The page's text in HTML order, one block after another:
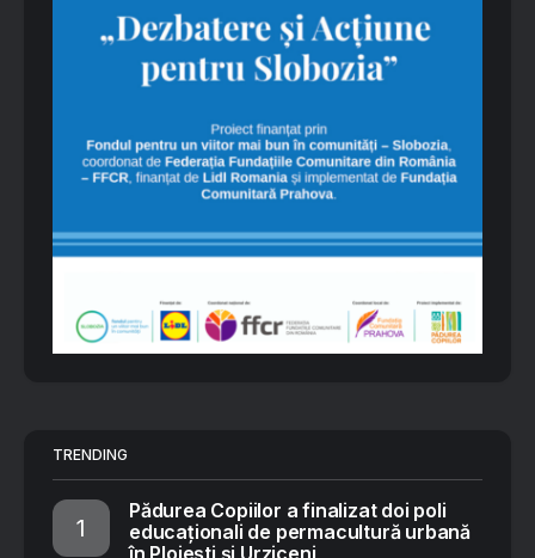
TRENDING
Pădurea Copiilor a finalizat doi poli
educaționali de permacultură urbană